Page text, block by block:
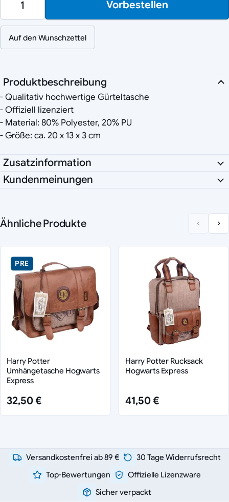
Vorbestellen
Auf den Wunschzettel
Produktbeschreibung
- Qualitativ hochwertige Gürteltasche
- Offiziell lizenziert
- Material: 80% Polyester, 20% PU
- Größe: ca. 20 x 13 x 3 cm
Zusatzinformation
Kundenmeinungen
Ähnliche Produkte
PRE
Harry Potter
Umhängetasche Hogwarts
Express
32,50 €
Harry Potter Rucksack
Hogwarts Express
41,50 €
Versandkostenfrei ab 89 €
30 Tage Widerrufsrecht
Top-Bewertungen
Offizielle Lizenzware
Sicher verpackt